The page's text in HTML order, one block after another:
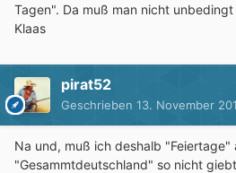
Tagen". Da muß man nicht
Klaas
pirat52
Geschrieben 13. November
Na und, muß ich deshalb "Feiertage"
"Gesammtdeutschland" so nicht